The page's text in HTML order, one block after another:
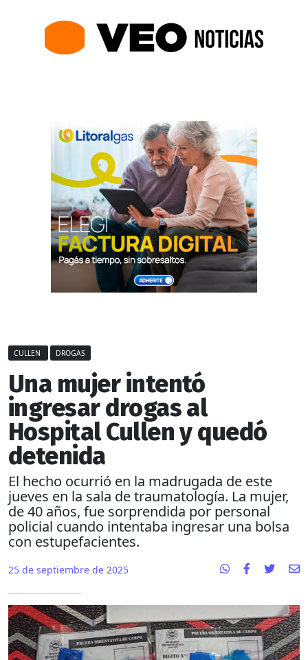
CULLEN DROGAS
Una mujer intentó
ingresar drogas al
Hospital Cullen y quedó
detenida
El hecho ocurrió en la madrugada de este
jueves en la sala de traumatología. La mujer,
de 40 años, fue sorprendida por personal
policial cuando intentaba ingresar una bolsa
con estupefacientes.
25 de septiembre de 2025